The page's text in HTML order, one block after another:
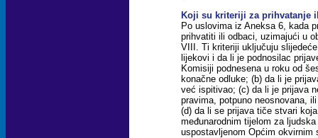
Koji su kriteriji za prihvatanje
Po uslovima iz Aneksa 6, kada
prihvatiti ili odbaci, uzimajući u
VIII. Ti kriteriji uključuju
lijekovi i da li je podnosilac
Komisiji podnesena u roku od
konačne odluke; (b) da li je
već ispitivao; (c) da li je prijava
pravima, potpuno neosnovana,
(d) da li se prijava tiče stvari
međunarodnim tijelom za
uspostavljenom Općim okvirnim